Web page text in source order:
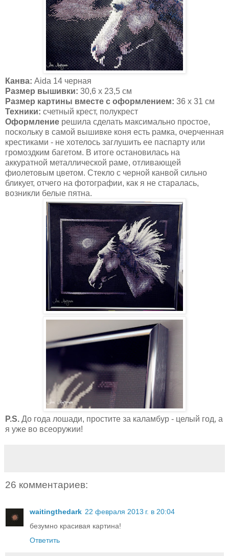
Канва: Aida 14 черная
Размер вышивки: 30,6 х 23,5 см
Размер картины вместе с оформлением: 36 х 31 см
Техники: счетный крест, полукрест
Оформление решила сделать максимально простое,
поскольку в самой вышивке коня есть рамка, очерченная
крестиками - не хотелось заглушить ее паспарту или
громоздким багетом. В итоге остановилась на
аккуратной металлической раме, отливающей
фиолетовым цветом. Стекло с черной канвой сильно
бликует, отчего на фотографии, как я не старалась,
возникли белые пятна.
P.S. До года лошади, простите за каламбур - целый год, а
я уже во всеоружии!
26 комментариев:
waitingthedark 22 февраля 2013 г. в 20:04
безумно красивая картина!
Ответить